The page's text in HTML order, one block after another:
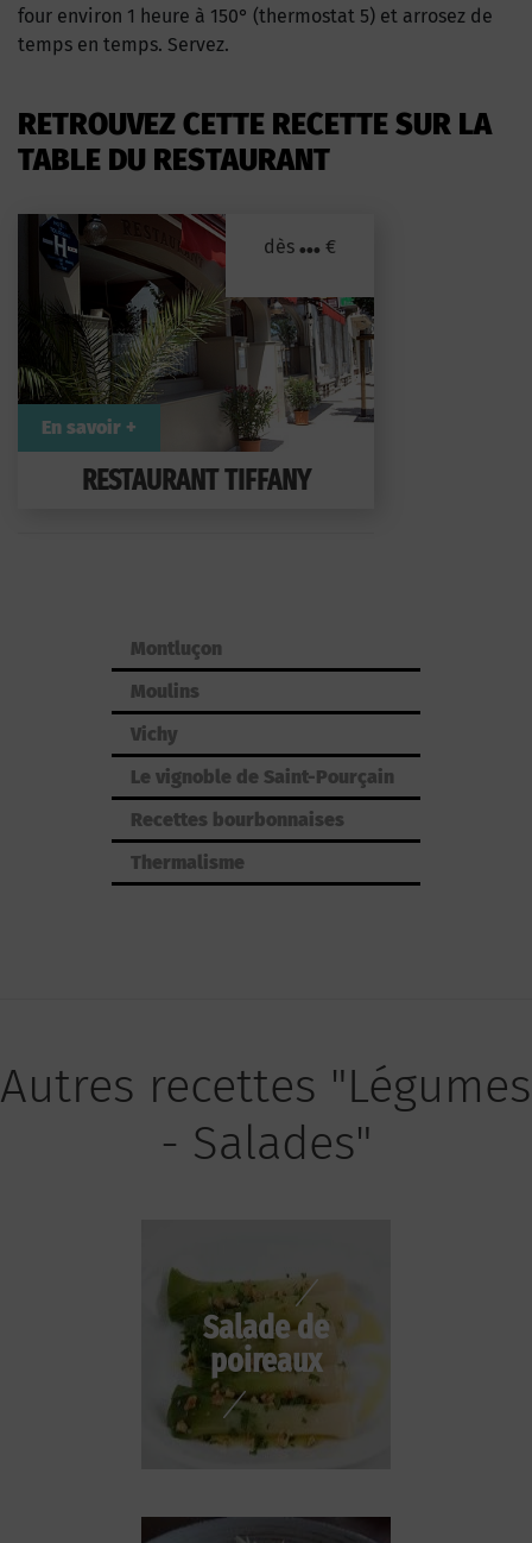
four environ 1 heure à 150° (thermostat 5) et arrosez de
temps en temps. Servez.
RETROUVEZ CETTE RECETTE SUR LA
TABLE DU RESTAURANT
RESTAURANT TIFFANY
dès ... €
En savoir +
Montluçon
Moulins
Vichy
Le vignoble de Saint-Pourçain
Recettes bourbonnaises
Thermalisme
Autres recettes "Légumes
- Salades"
Salade de
poireaux